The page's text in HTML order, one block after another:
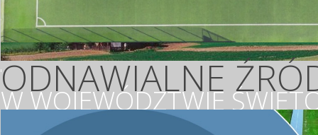
ODNAWIALNE
W WOJEWÓDZTWIE